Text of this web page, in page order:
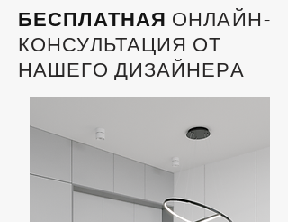
БЕСПЛАТНАЯ ОНЛАЙН-
КОНСУЛЬТАЦИЯ ОТ
НАШЕГО ДИЗАЙНЕРА